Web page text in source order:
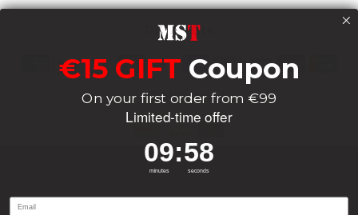
Payments
Delivery
Socials
€15 GIFT Coupon
On your first order from €99
Limited-time offer
09
minutes
:58
seconds
Email